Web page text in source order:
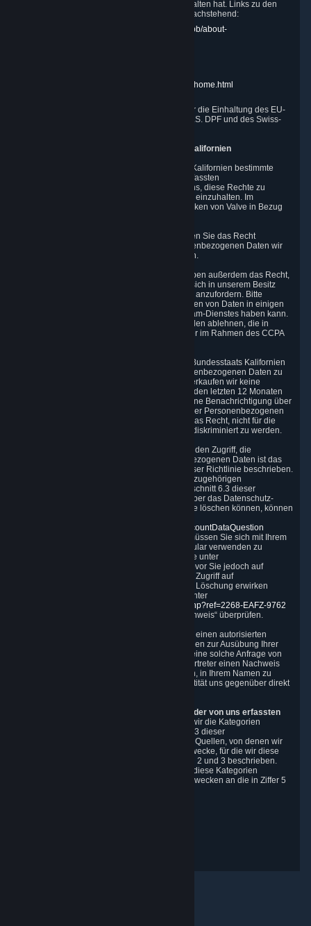
der EU-U.S. DPF oder das Swiss-U.S. DPF erhalten hat. Links zu den
Websites der einzelnen Behörden finden Sie nachstehend:
https://edpb.europa.eu/about-edpb/about-
https://www.edoeb.admin.ch/edoeb/home.html
Die Federal Trade Commission ist zuständig für die Einhaltung des EU-
U.S. DPF, der britischen Erweiterung des EU-U.S. DPF und des Swiss-
10. Weitere Informationen für Benutzer aus Kalifornien
Der CCPA gewährt Bürgern des Bundesstaats Kalifornien bestimmte
Datenschutzrechte in Bezug auf die von uns erfassten
Personenbezogenen Daten. Wir verpflichten uns, diese Rechte zu
respektieren und die Bestimmungen des CCPA einzuhalten. Im
Folgenden werden diese Rechte und die Praktiken von Valve in Bezug
Im Rahmen des CCPA haben Sie das Recht
anzufordern, Ihnen mitzuteilen, welche Personenbezogenen Daten wir
erfassen, verwenden, offenlegen und verkaufen.
Sie haben außerdem das Recht,
die Löschung Personenbezogener Daten, die sich in unserem Besitz
befinden, vorbehaltlich bestimmter Ausnahmen anzufordern. Bitte
beachten Sie, dass Ihre Anforderung der Löschen von Daten in einigen
Fällen Auswirkungen auf Ihre Nutzung des Steam-Dienstes haben kann.
Wir können die Löschung von Daten aus Gründen ablehnen, die in
dieser Datenschutzrichtlinie festgelegt sind oder im Rahmen des CCPA
Der CCPA gibt Bürgern des Bundesstaats Kalifornien
außerdem das Recht, den Verkauf ihrer Personenbezogenen Daten zu
unterbinden. Wie in Abschnitt 5 beschrieben, verkaufen wir keine
Personenbezogenen Daten und haben dies in den letzten 12 Monaten
nicht getan. Sie haben außerdem das Recht, eine Benachrichtigung über
unsere Praktiken bei oder vor der Erfassung Ihrer Personenbezogenen
Daten zu erhalten. Und schließlich haben Sie das Recht, nicht für die
Ausübung Ihrer Rechte im Rahmen des CCPA diskriminiert zu werden.
Das primäre Mittel für den Zugriff, die
Verwaltung oder das Löschen Ihrer Personenbezogenen Daten ist das
Datenschutz-Dashboard, wie in Abschnitt 6 dieser Richtlinie beschrieben.
Kunden können auch ihr Steam-Konto und die zugehörigen
Personenbezogenen Daten löschen, wie in Abschnitt 6.3 dieser
Datenschutzrichtlinie beschrieben. Wenn Sie über das Datenschutz-
Dashboard nicht auf Daten zugreifen oder diese löschen können, können
https://help.steampowered.com/wizard/HelpAccountDataQuestion
kontaktieren. Um Ihre Identität zu überprüfen, müssen Sie sich mit Ihrem
Steam-Benutzerkonto anmelden, um das Formular verwenden zu
können. Schließlich können Sie uns auf Anfrage unter
questions@valvesoftware.com kontaktieren. Bevor Sie jedoch auf
Grundlage einer per E-Mail erhaltenen Anfrage Zugriff auf
Personenbezogene Daten erhalten oder deren Löschung erwirken
können, müssen wir Ihre Identität mithilfe des unter
https://support.steampowered.com/kb_article.php?ref=2268-EAFZ-9762
beschriebenen Prozesses zum „Eigentumsnachweis“ überprüfen.
Sie können schriftlich oder über eine Vollmacht einen autorisierten
Vertreter benennen, der in Ihrem Namen Anfragen zur Ausübung Ihrer
Rechte im Rahmen des CCPA stellt. Bevor wir eine solche Anfrage von
einem Vertreter annehmen, müssen wir vom Vertreter einen Nachweis
erhalten, dass Sie die Anfrage autorisiert haben, in Ihrem Namen zu
handeln. Möglicherweise müssen Sie Ihre Identität uns gegenüber direkt
Kategorien, Quellen, Zwecke und Empfänger der von uns erfassten
Während der letzten 12 Monate haben wir die Kategorien
Personenbezogener Daten erfasst, die in Ziffer 3 dieser
Datenschutzrichtlinie beschrieben werden. Die Quellen, von denen wir
Personenbezogene Daten erfassen, und die Zwecke, für die wir diese
erfassen und verarbeiten, werden in den Ziffern 2 und 3 beschrieben.
Während der letzten 12 Monate haben wir alle diese Kategorien
Personenbezogener Daten zu geschäftlichen Zwecken an die in Ziffer 5